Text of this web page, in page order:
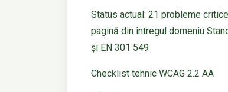
Status actual: 21 probleme
pagină din întregul domeniu
și EN 301 549
Checklist tehnic WCAG 2.2 AA